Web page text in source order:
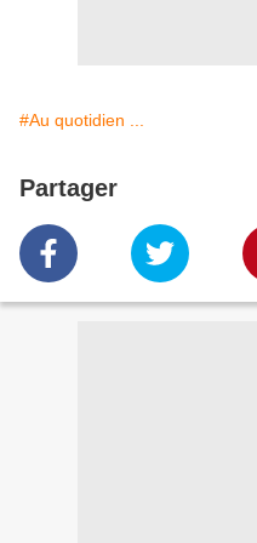
#Au quotidien ...
Partager